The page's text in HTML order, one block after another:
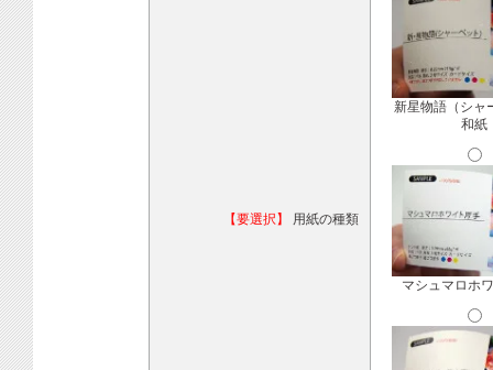
【要選択】 用紙の種類
新星物語（シャ
和紙
マシュマロホ